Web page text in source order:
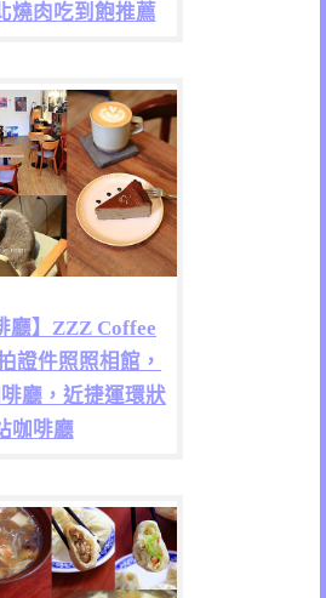
燒肉吃到飽推薦
廳】ZZZ Coffee
證件照照相館，
廳，近捷運環狀
咖啡廳